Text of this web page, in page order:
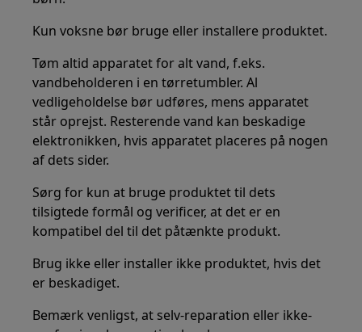
Kun voksne bør bruge eller installere produktet.
Tøm altid apparatet for alt vand, f.eks.
vandbeholderen i en tørretumbler. Al
vedligeholdelse bør udføres, mens apparatet
står oprejst. Resterende vand kan beskadige
elektronikken, hvis apparatet placeres på nogen
af dets sider.
Sørg for kun at bruge produktet til dets
tilsigtede formål og verificer, at det er en
kompatibel del til det påtænkte produkt.
Brug ikke eller installer ikke produktet, hvis det
er beskadiget.
Bemærk venligst, at selv-reparation eller ikke-